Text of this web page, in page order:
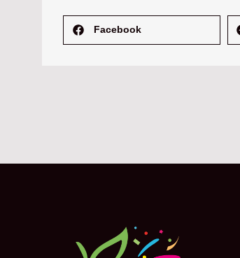
Facebook